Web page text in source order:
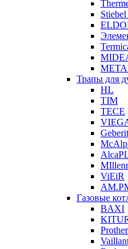
Трапы для
HL
TIM
TECE
Geberit
ViEiR
Газовые
BAXI